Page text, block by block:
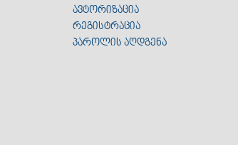
ავტორიზაცია
რეგისტრაცია
პაროლის აღდგენა